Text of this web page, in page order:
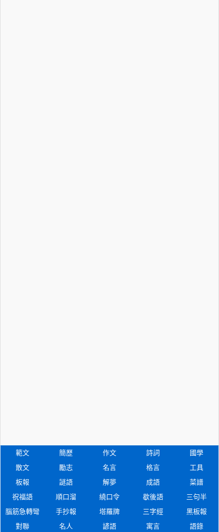
範文 簡歷 作文 詩詞
國學
散文
勵志 名言 格言
工具
板報
謎語 解夢 成語
菜譜
祝福語
順口溜 繞口令 歇後語
三句半
腦筋急轉彎
手抄報 塔羅牌 三字經
黑板報
對聯
名人 諺語 寓言 語錄